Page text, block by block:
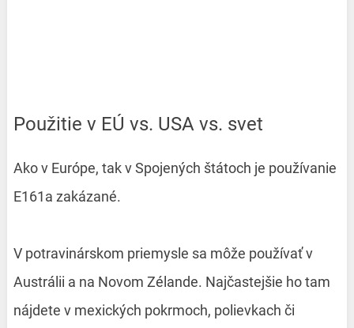
Použitie v EÚ vs. USA vs. svet
Ako v Európe, tak v Spojených štátoch je používanie
E161a zakázané.
V potravinárskom priemysle sa môže používať v
Austrálii a na Novom Zélande. Najčastejšie ho tam
nájdete v mexických pokrmoch, polievkach či